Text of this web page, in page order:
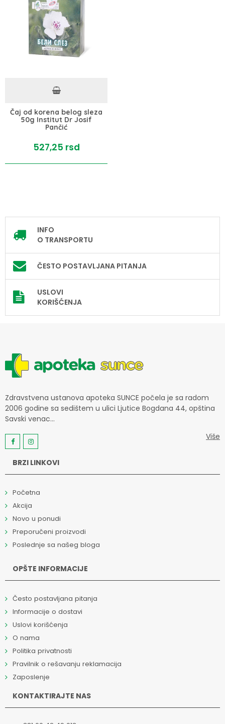
Čaj od korena belog sleza
50g Institut Dr Josif
Pančić
527,25 rsd
INFO
O TRANSPORTU
ČESTO POSTAVLJANA PITANJA
USLOVI
KORIŠĆENJA
Zdravstvena ustanova apoteka SUNCE počela je sa radom
2006 godine sa sedištem u ulici Ljutice Bogdana 44, opština
Savski venac...
Više
BRZI LINKOVI
Početna
Akcija
Novo u ponudi
Preporučeni proizvodi
Poslednje sa našeg bloga
OPŠTE INFORMACIJE
Često postavljana pitanja
Informacije o dostavi
Uslovi korišćenja
O nama
Politika privatnosti
Pravilnik o rešavanju reklamacija
Zaposlenje
KONTAKTIRAJTE NAS